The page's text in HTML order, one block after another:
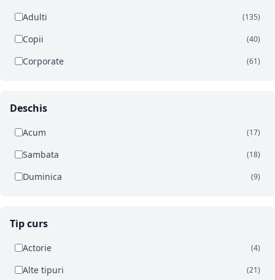
Adulti (135)
Copii (40)
Corporate (61)
Deschis
Acum (17)
Sambata (18)
Duminica (9)
Tip curs
Actorie (4)
Alte tipuri (21)